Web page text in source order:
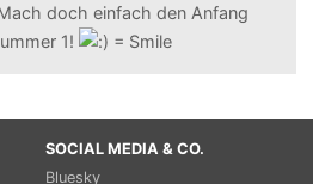
doch einfach den Anfang
1!
SOCIAL MEDIA & CO.
Bluesky